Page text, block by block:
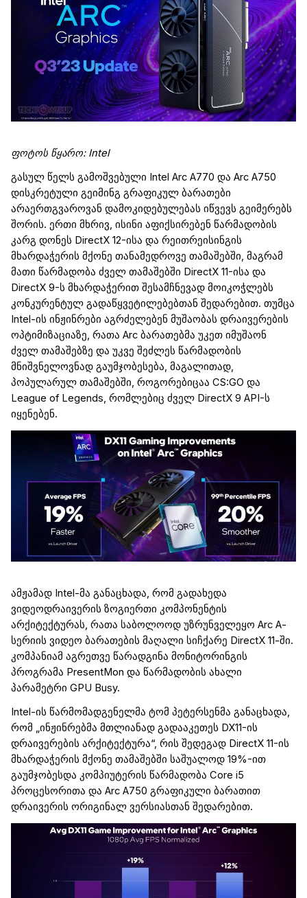
ფოტოს წყარო: Intel
გასულ წელს გამოშვებული Intel Arc A770 და Arc A750
დისკრეტული გეიმინგ გრაფიკულ ბარათები
არაერთგვაროვან დამოკიდებულებას იწვევს გეიმერებს
შორის. ერთი მხრივ, ისინი აფიქსირებენ წარმადობის
კარგ დონეს DirectX 12-ისა და რეითრეისინგის
მხარდაჭერის მქონე თანამედროვე თამაშებში, მაგრამ
მათი წარმადობა ძველ თამაშებში DirectX 11-ისა და
DirectX 9-ს მხარდაჭერით შესამჩნევად მოიკოჭლებს
კონკურენტულ გადაწყვეტილებებთან შედარებით. თუმცა
Intel -ის ინჟინრები აგრძელებენ მუშაობას დრაივერების
ოპტიმიზაციაზე, რათა Arc ბარათებმა უკეთ იმუშაონ
ძველ თამაშებზე და უკვე შეძლეს წარმადობის
მნიშვნელოვნად გაუმჯობესება, მაგალითად,
პოპულარულ თამაშებში, როგორებიცაა CS:GO და
League of Legends, რომლებიც ძველ DirectX 9 API-ს
იყენებენ.
ამჟამად Intel-მა განაცხადა, რომ გადახედა
ვიდეოდრაივერის ზოგიერთი კომპონენტის
არქიტექტურას, რათა საბოლოოდ უზრუნველეყო Arc A-
სერიის ვიდეო ბარათების მაღალი სიჩქარე DirectX 11-ში.
კომპანიამ აგრეთვე წარადგინა მონიტორინგის
პროგრამა PresentMon და წარმადობის ახალი
პარამეტრი GPU Busy.
Intel-ის წარმომადგენელმა ტომ პეტერსენმა განაცხადა,
რომ „ინჟინრებმა მთლიანად გადააკეთეს DX11-ის
დრაივერების არქიტექტურა“, რის შედეგად DirectX 11-ის
მხარდაჭერის მქონე თამაშებში საშუალოდ 19%-ით
გაუმჯობესდა კომპიუტერის წარმადობა Core i5
პროცესორითა და Arc A750 გრაფიკული ბარათით
დრაივერის ორიგინალ ვერსიასთან შედარებით.